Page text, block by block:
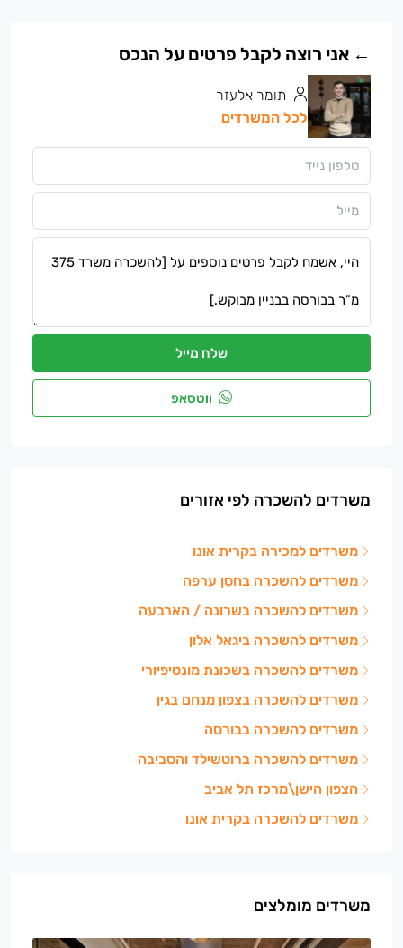
תומר אלעזר
לכל המשרדים
שלח מייל
ווטסאפ
משרדים להשכרה לפי אזורים
משרדים למכירה בקרית אונו
משרדים להשכרה בחסן ערפה
משרדים להשכרה בשרונה / הארבעה
משרדים להשכרה ביגאל אלון
משרדים להשכרה בשכונת מונטיפיורי
משרדים להשכרה בצפון מנחם בגין
משרדים להשכרה בבורסה
משרדים להשכרה ברוטשילד והסביבה
הצפון הישן\מרכז תל אביב
משרדים להשכרה בקרית אונו
משרדים מומלצים